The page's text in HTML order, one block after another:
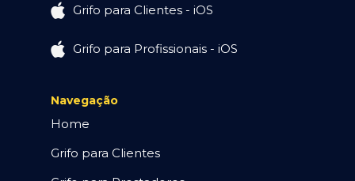
Grifo para Clientes - iOS
Grifo para Profissionais - iOS
Navegação
Home
Grifo para Clientes